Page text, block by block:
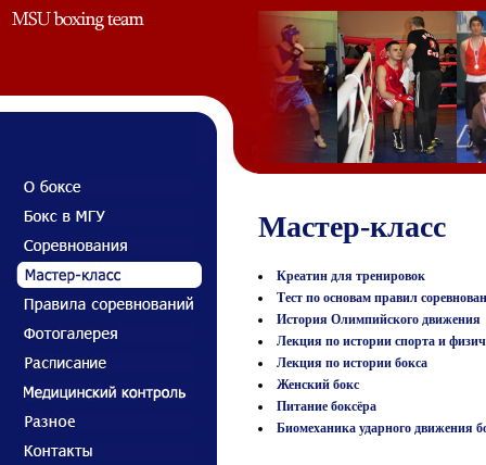
Мастер-класс
Креатин для тренировок
Тест по основам правил
История Олимпийского движения
Лекция по истории спорта и
Лекция по истории бокса
Женский бокс
Питание боксёра
Биомеханика ударного движения